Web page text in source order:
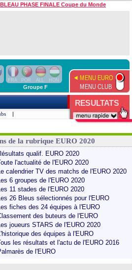
PHASE FINALE Coupe du Monde
MENU EURO
MENU CLUB
FRA POR ALL HON
Groupe F
|
RESULTATS
de la rubrique EURO 2020
qualif. EURO 2020
l'actualité de l'EURO 2020
calendrier TV des matchs de l'EURO 2020
6 groupes de l'EURO 2020
11 stades de l'EURO 2020
26 Bleus sélectionnés pour l'EURO
fiches des 24 équipes à l'EURO
des buteurs de l'EURO
joueurs STARS de l'EURO 2020
des équipes à l'EURO
les résultats et l'actu de l'EURO 2016
de l'EURO